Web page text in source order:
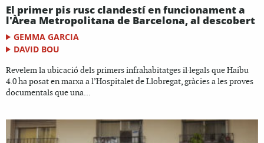
El primer pis rusc clandestí en funcionament a
l'Àrea Metropolitana de Barcelona, al descobert
GEMMA GARCIA
DAVID BOU
Revelem la ubicació dels primers infrahabitatges il·legals que Haibu
4.0 ha posat en marxa a l’Hospitalet de Llobregat, gràcies a les proves
documentals que una...